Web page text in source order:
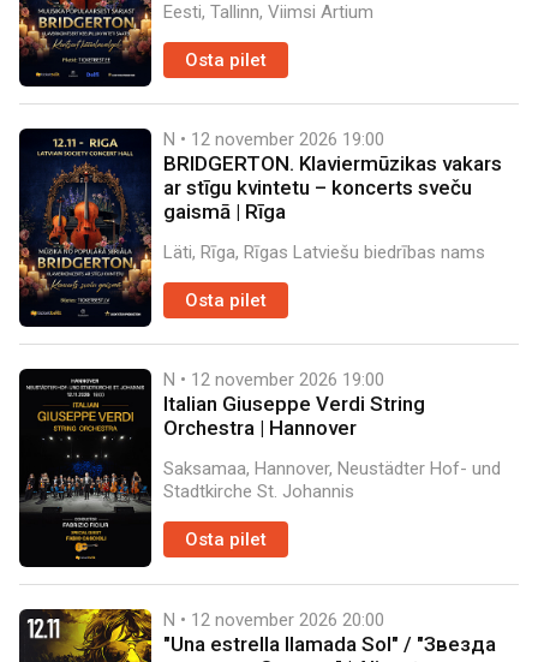
Eesti, Tallinn, Viimsi Artium
Osta pilet
N • 12 november 2026 19:00
BRIDGERTON. Klaviermūzikas vakars
ar stīgu kvintetu – koncerts sveču
gaismā | Rīga
Läti, Rīga, Rīgas Latviešu biedrības nams
Osta pilet
N • 12 november 2026 19:00
Italian Giuseppe Verdi String
Orchestra | Hannover
Saksamaa, Hannover, Neustädter Hof- und
Stadtkirche St. Johannis
Osta pilet
N • 12 november 2026 20:00
"Una estrella llamada Sol" / "Звезда